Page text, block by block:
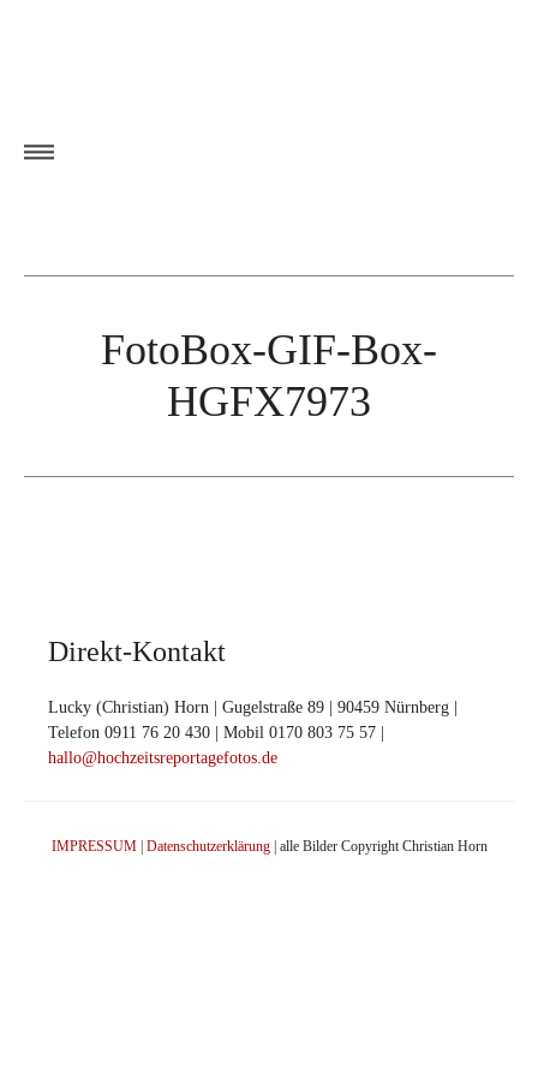
FotoBox-GIF-Box-
HGFX7973
Direkt-Kontakt
Lucky (Christian) Horn | Gugelstraße 89 | 90459 Nürnberg |
Telefon 0911 76 20 430 | Mobil 0170 803 75 57 |
hallo@hochzeitsreportagefotos.de
IMPRESSUM| Datenschutzerklärung| alle Bilder Copyright Christian Horn